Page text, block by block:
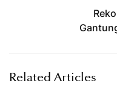
Related Articles